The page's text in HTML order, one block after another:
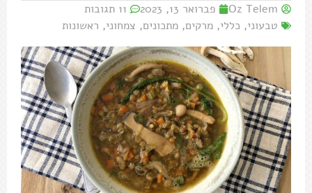
Oz Telem פברואר 13, 2023
11 תגובות
טבעוני, כללי, מרקים, מתכונים, צמחוני, ראשונות